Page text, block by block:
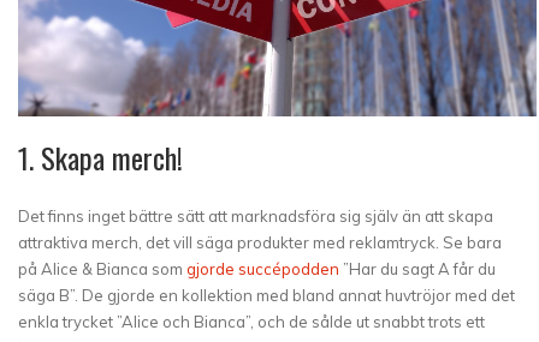
1. Skapa merch!
Det finns inget bättre sätt att marknadsföra sig själv än att skapa
attraktiva merch, det vill säga produkter med reklamtryck. Se bara
på Alice & Bianca som gjorde succépodden ”Har du sagt A får du
säga B”. De gjorde en kollektion med bland annat huvtröjor med det
enkla trycket ”Alice och Bianca”, och de sålde ut snabbt trots ett